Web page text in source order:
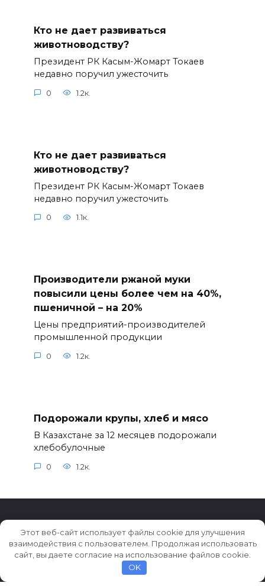
Кто не дает развиваться
животноводству?
Президент РК Касым-Жомарт Токаев
недавно поручил ужесточить
0 1.2к.
Кто не дает развиваться
животноводству?
Президент РК Касым-Жомарт Токаев
недавно поручил ужесточить
0 1.1к.
Производители ржаной муки
повысили цены более чем на 40%,
пшеничной – на 20%
Цены предприятий-производителей
промышленной продукции
0 1.2к.
Подорожали крупы, хлеб и мясо
В Казахстане за 12 месяцев подорожали
хлебобулочные
0 1.2к.
© 2026 Истории ★ Новости ★ Факты ★ Очерки
Этот веб-сайт использует файлы cookie для улучшения
взаимодействия с пользователем. Продолжая использовать
сайт, вы даете согласие на использование файлов cookie.
OK